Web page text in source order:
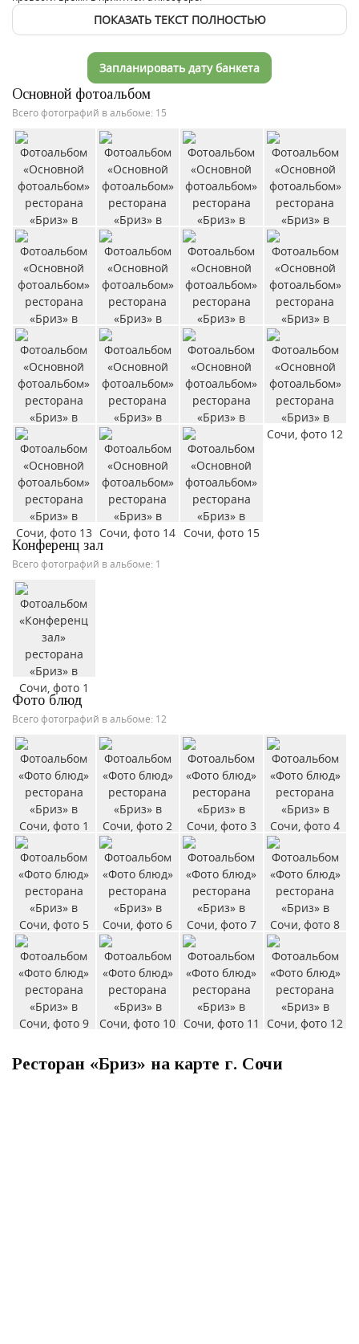
ПОКАЗАТЬ ТЕКСТ ПОЛНОСТЬЮ
Запланировать дату банкета
Основной фотоальбом
Всего фотографий в альбоме: 15
Конференц зал
Всего фотографий в альбоме: 1
Фото блюд
Всего фотографий в альбоме: 12
Ресторан «Бриз» на карте г. Сочи